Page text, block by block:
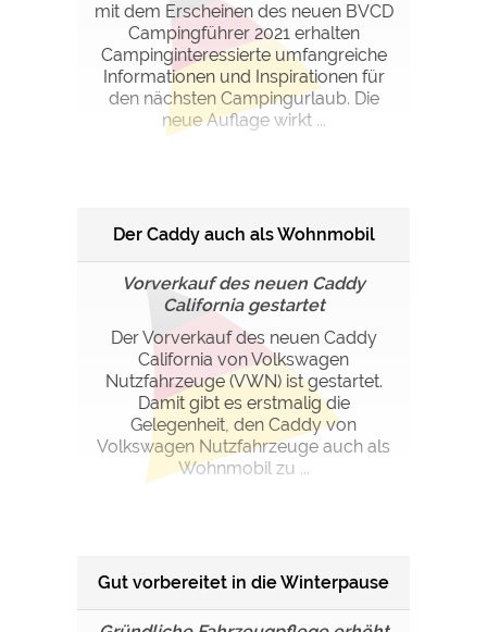
mit dem Erscheinen des neuen BVCD
Campingführer 2021 erhalten
Campinginteressierte umfangreiche
Informationen und Inspirationen für
den nächsten Campingurlaub. Die
neue Auflage wirkt ...
Der Caddy auch als Wohnmobil
Vorverkauf des neuen Caddy
California gestartet
Der Vorverkauf des neuen Caddy
California von Volkswagen
Nutzfahrzeuge (VWN) ist gestartet.
Damit gibt es erstmalig die
Gelegenheit, den Caddy von
Volkswagen Nutzfahrzeuge auch als
Wohnmobil zu ...
Gut vorbereitet in die Winterpause